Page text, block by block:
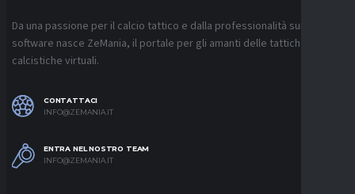
Da una passione per il calcio tattico e dalla professionalità sui
software nasce ZeMania, il portale per gli amanti delle tattiche
calcistiche virtuali.
CONTATTACI
INFO@ZEMANIA.IT
ENTRA NEL NOSTRO TEAM
INFO@ZEMANIA.IT